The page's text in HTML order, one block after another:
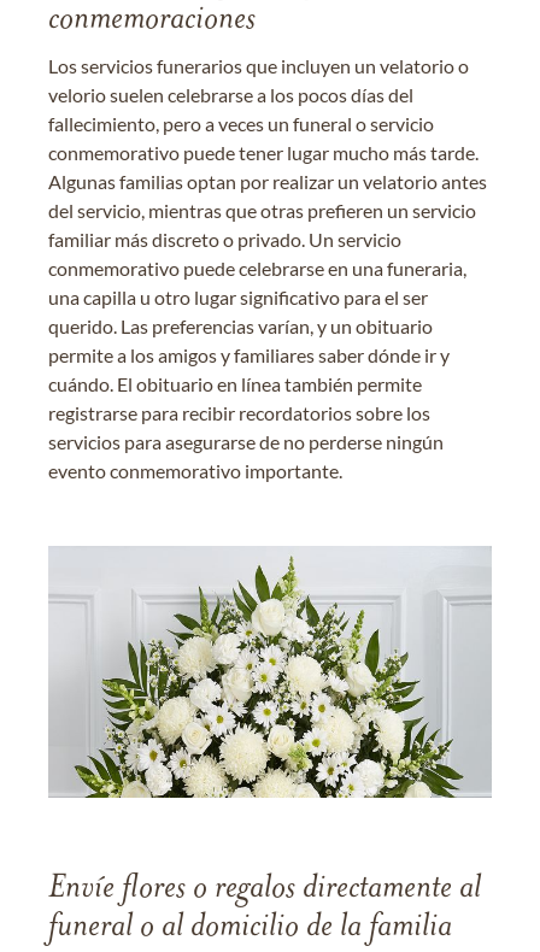
conmemoraciones
Los servicios funerarios que incluyen un velatorio o
velorio suelen celebrarse a los pocos días del
fallecimiento, pero a veces un funeral o servicio
conmemorativo puede tener lugar mucho más tarde.
Algunas familias optan por realizar un velatorio antes
del servicio, mientras que otras prefieren un servicio
familiar más discreto o privado. Un servicio
conmemorativo puede celebrarse en una funeraria,
una capilla u otro lugar significativo para el ser
querido. Las preferencias varían, y un obituario
permite a los amigos y familiares saber dónde ir y
cuándo. El obituario en línea también permite
registrarse para recibir recordatorios sobre los
servicios para asegurarse de no perderse ningún
evento conmemorativo importante.
Envíe flores o regalos directamente al
funeral o al domicilio de la familia